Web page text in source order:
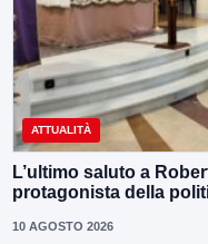
ATTUALITÀ
L’ultimo saluto a
protagonista della
10 AGOSTO 2026